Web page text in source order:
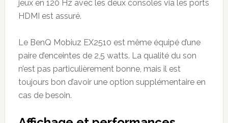
jeux en 120 Hz avec les deux consoles via les ports
HDMI est assuré.
Le BenQ Mobiuz EX2510 est même équipé d’une
paire d’enceintes de 2,5 watts. La qualité du son
n’est pas particulièrement bonne, mais il est
toujours bon d’avoir une option supplémentaire en
cas de besoin.